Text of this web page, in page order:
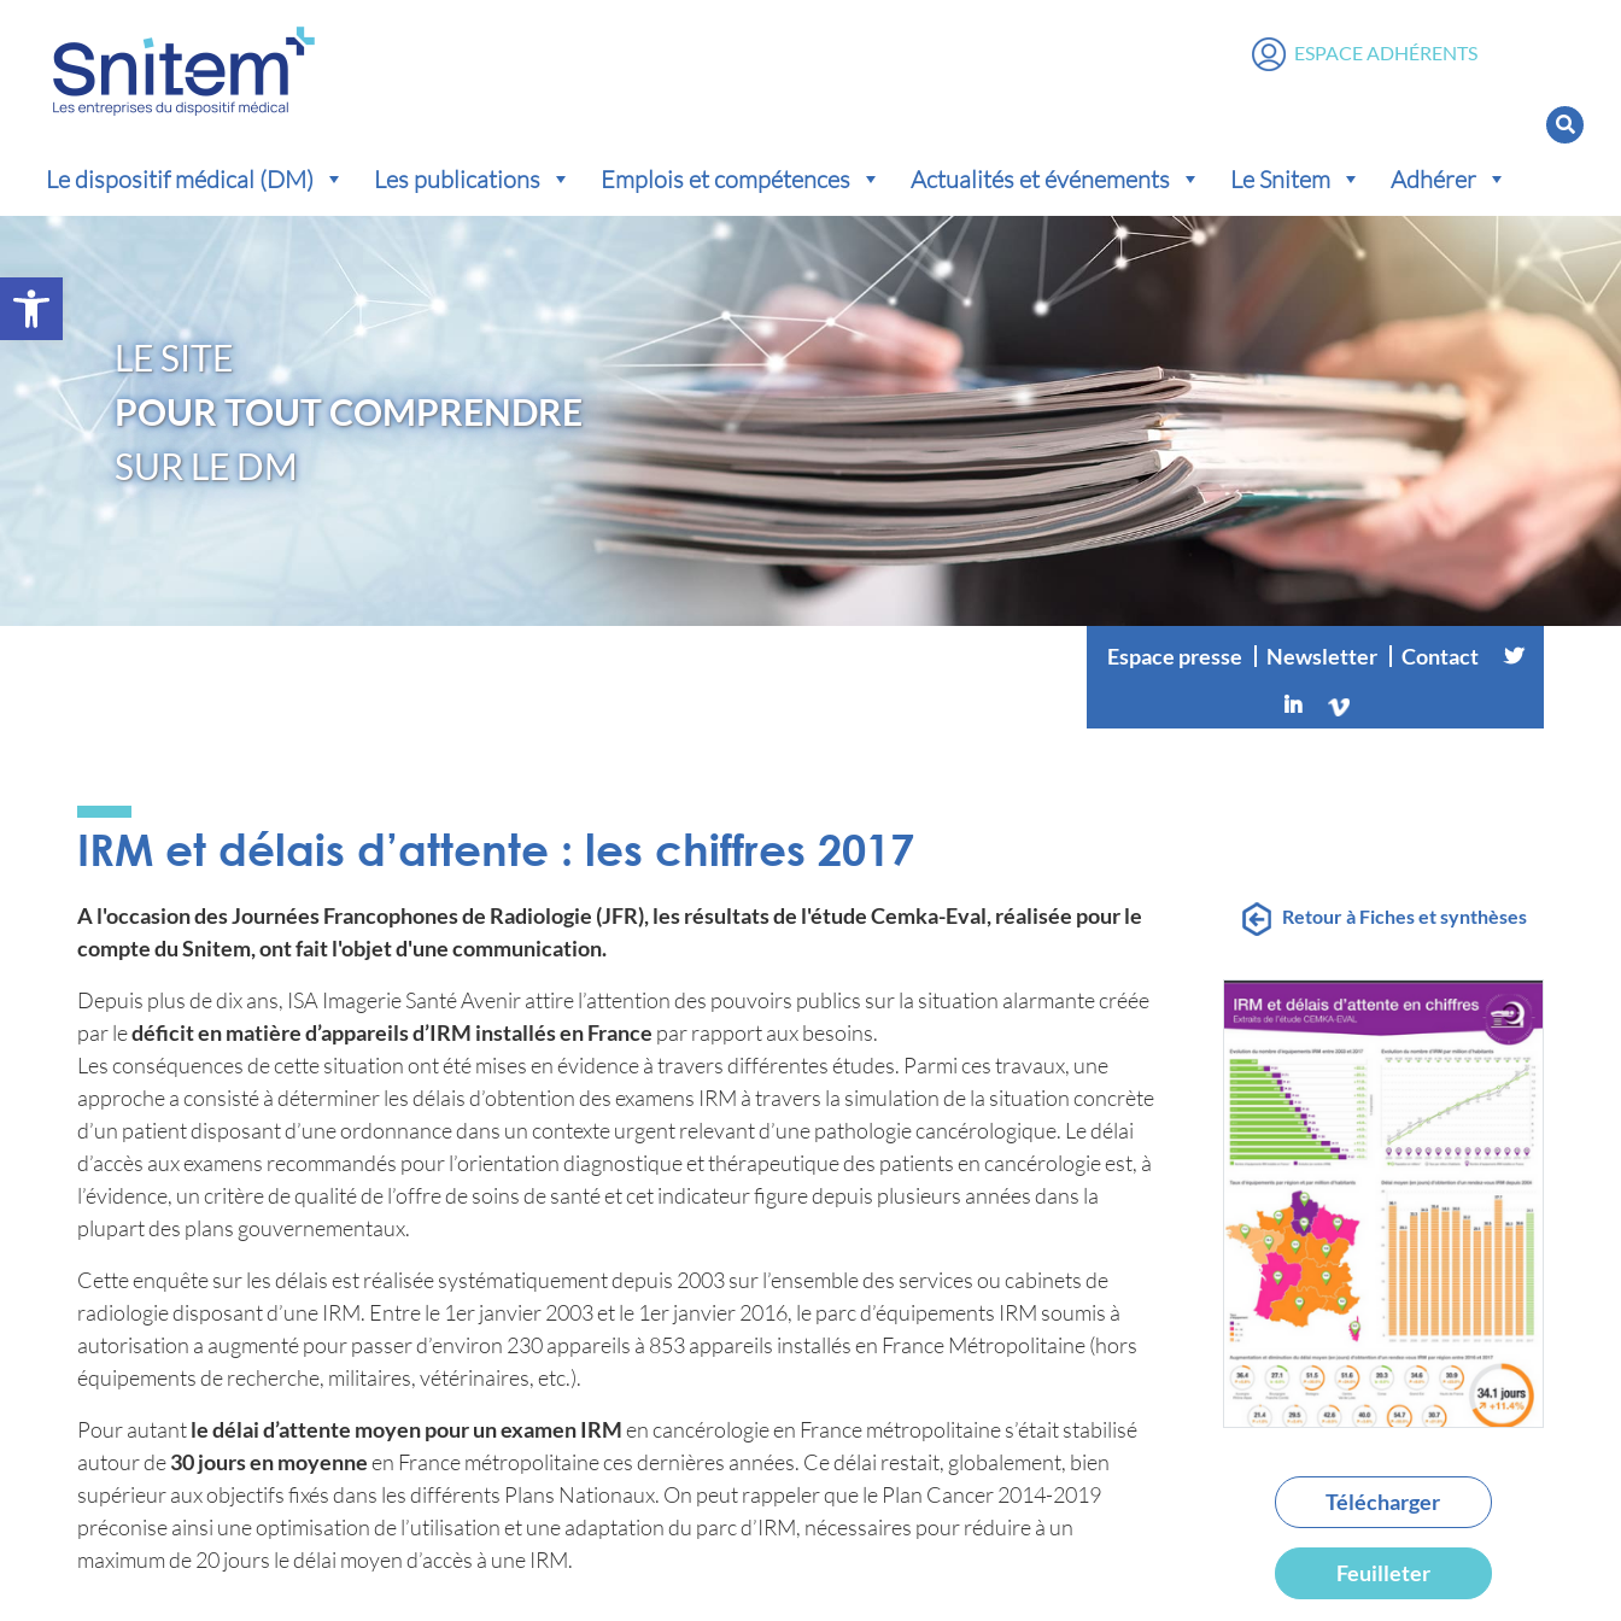
Ouvrir la barre d’outils
Le dispositif médical (DM) Les publications Emplois et compétences Actualités et événements Le Snitem Adhérer
ESPACE ADHÉRENTS
LE SITE
POUR TOUT COMPRENDRE
SUR LE DM
Espace presse Newsletter Contact
IRM et délais d’attente : les chiffres 2017
A l'occasion des Journées Francophones de Radiologie (JFR), les résultats de l'étude Cemka-Eval, réalisée pour le
compte du Snitem, ont fait l'objet d'une communication.
Depuis plus de dix ans, ISA Imagerie Santé Avenir attire l’attention des pouvoirs publics sur la situation alarmante créée
par ledéficit en matière d’appareils d’IRM installés en France par rapport aux besoins.
Les conséquences de cette situation ont été mises en évidence à travers différentes études. Parmi ces travaux, une
approche a consisté à déterminer les délais d’obtention des examens IRM à travers la simulation de la situation concrète
d’un patient disposant d’une ordonnance dans un contexte urgent relevant d’une pathologie cancérologique. Le délai
d’accès aux examens recommandés pour l’orientation diagnostique et thérapeutique des patients en cancérologie est, à
l’évidence, un critère de qualité de l’offre de soins de santé et cet indicateur figure depuis plusieurs années dans la
plupart des plans gouvernementaux.
Cette enquête sur les délais est réalisée systématiquement depuis 2003 sur l’ensemble des services ou cabinets de
radiologie disposant d’une IRM. Entre le 1er janvier 2003 et le 1er janvier 2016, le parc d’équipements IRM soumis à
autorisation a augmenté pour passer d’environ 230 appareils à 853 appareils installés en France Métropolitaine (hors
équipements de recherche, militaires, vétérinaires, etc.).
Pour autantle délai d’attente moyen pour un examen IRMen cancérologie en France métropolitaine s’était stabilisé
autour de30 jours en moyenneen France métropolitaine ces dernières années. Ce délai restait, globalement, bien
supérieur aux objectifs fixés dans les différents Plans Nationaux. On peut rappeler que le Plan Cancer 2014-2019
préconise ainsi une optimisation de l’utilisation et une adaptation du parc d’IRM, nécessaires pour réduire à un
maximum de 20 jours le délai moyen d’accès à une IRM.
Retour à Fiches et synthèses
Télécharger
Feuilleter